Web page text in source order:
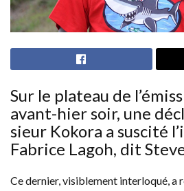
Sur le plateau de
avant-hier soir, une
sieur Kokora a suscité
Fabrice Lagoh, dit
Ce dernier, visiblement interloqué, a